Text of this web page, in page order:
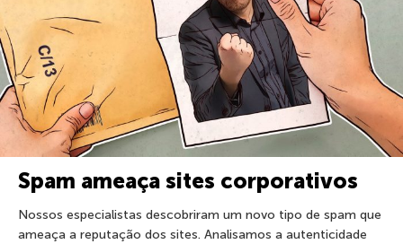
Spam ameaça sites corporativos
Nossos especialistas descobriram um novo tipo de spam que
ameaça a reputação dos sites. Analisamos a autenticidade